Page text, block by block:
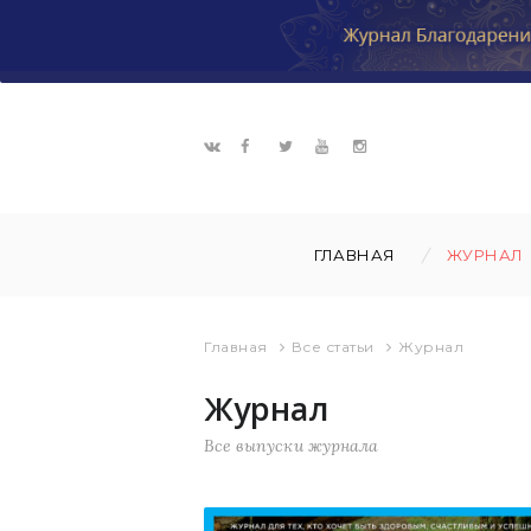
ГЛАВНАЯ ЖУРНАЛ
Главная Все статьи Журнал
Журнал
Все выпуски журнала